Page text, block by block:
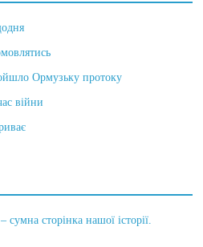
Ормузьку протоку
війни
сумна сторінка нашої історії.